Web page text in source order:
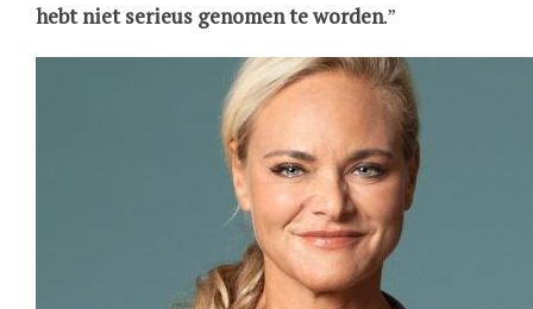
hebt niet serieus genomen te worden.”
Image